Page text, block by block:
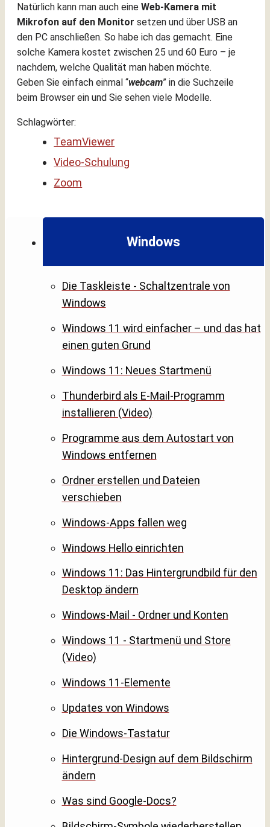
Windows
Die Taskleiste - Schaltzentrale von
Windows
Windows 11 wird einfacher – und das hat
einen guten Grund
Windows 11: Neues Startmenü
Thunderbird als E-Mail-Programm
installieren (Video)
Programme aus dem Autostart von
Windows entfernen
Ordner erstellen und Dateien
verschieben
Windows-Apps fallen weg
Windows Hello einrichten
Windows 11: Das Hintergrundbild für den
Desktop ändern
Windows-Mail - Ordner und Konten
Windows 11 - Startmenü und Store
(Video)
Windows 11-Elemente
Updates von Windows
Die Windows-Tastatur
Hintergrund-Design auf dem Bildschirm
ändern
Was sind Google-Docs?
Natürlich kann man auch eine Web-Kamera mit
Mikrofon auf den Monitor setzen und über USB an
den PC anschließen. So habe ich das gemacht. Eine
solche Kamera kostet zwischen 25 und 60 Euro – je
nachdem, welche Qualität man haben möchte.
Geben Sie einfach einmal “webcam” in die Suchzeile
beim Browser ein und Sie sehen viele Modelle.
Schlagwörter:
TeamViewer
Video-Schulung
Zoom